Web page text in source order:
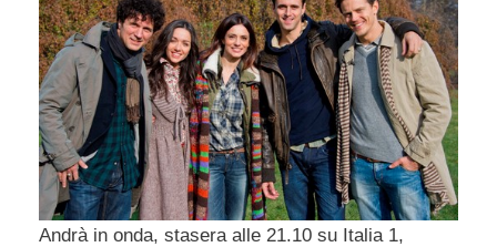
Andrà in onda, stasera alle 21.10 su Italia 1,